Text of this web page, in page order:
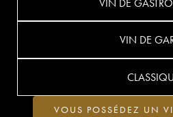
VIN DE
VOUS POSSÉDEZ UN